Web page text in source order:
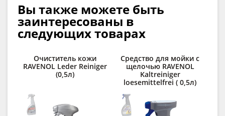
Вы также можете быть
заинтересованы в
следующих товарах
Очиститель кожи
RAVENOL Leder Reiniger
(0,5л)
Средство для мойки с
щелочью RAVENOL
Kaltreiniger
loesemittelfrei ( 0,5л)